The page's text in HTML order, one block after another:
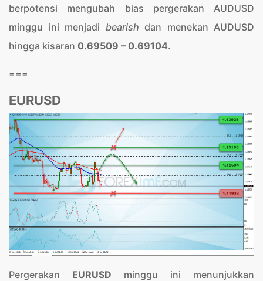
berpotensi mengubah bias pergerakan AUDUSD
minggu ini menjadi bearish dan menekan AUDUSD
hingga kisaran 0.69509 – 0.69104.
===
EURUSD
Pergerakan EURUSD minggu ini menunjukkan